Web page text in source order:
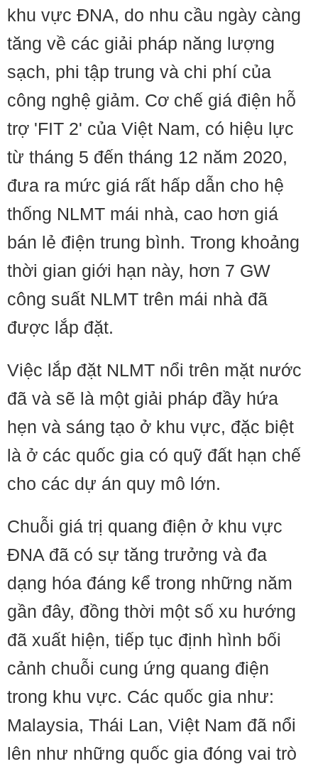
khu vực ĐNA, do nhu cầu ngày càng
tăng về các giải pháp năng lượng
sạch, phi tập trung và chi phí của
công nghệ giảm. Cơ chế giá điện hỗ
trợ 'FIT 2' của Việt Nam, có hiệu lực
từ tháng 5 đến tháng 12 năm 2020,
đưa ra mức giá rất hấp dẫn cho hệ
thống NLMT mái nhà, cao hơn giá
bán lẻ điện trung bình. Trong khoảng
thời gian giới hạn này, hơn 7 GW
công suất NLMT trên mái nhà đã
được lắp đặt.
Việc lắp đặt NLMT nổi trên mặt nước
đã và sẽ là một giải pháp đầy hứa
hẹn và sáng tạo ở khu vực, đặc biệt
là ở các quốc gia có quỹ đất hạn chế
cho các dự án quy mô lớn.
Chuỗi giá trị quang điện ở khu vực
ĐNA đã có sự tăng trưởng và đa
dạng hóa đáng kể trong những năm
gần đây, đồng thời một số xu hướng
đã xuất hiện, tiếp tục định hình bối
cảnh chuỗi cung ứng quang điện
trong khu vực. Các quốc gia như:
Malaysia, Thái Lan, Việt Nam đã nổi
lên như những quốc gia đóng vai trò